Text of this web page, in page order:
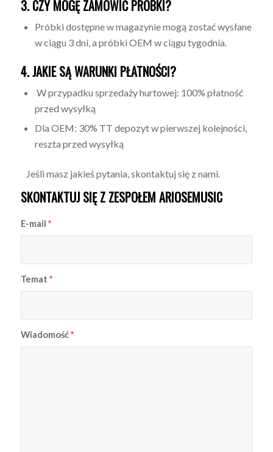
3. CZY MOGĘ ZAMÓWIĆ PRÓBKI?
Próbki dostępne w magazynie mogą zostać wysłane
w ciągu 3 dni, a próbki OEM w ciągu tygodnia.
4. JAKIE SĄ WARUNKI PŁATNOŚCI?
W przypadku sprzedaży hurtowej: 100% płatność
przed wysyłką
Dla OEM: 30% TT depozyt w pierwszej kolejności,
reszta przed wysyłką
Jeśli masz jakieś pytania, skontaktuj się z nami.
SKONTAKTUJ SIĘ Z ZESPOŁEM ARIOSEMUSIC
E-mail *
Temat *
Wiadomość*